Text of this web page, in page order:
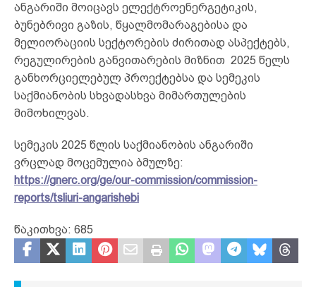
ანგარიში მოიცავს ელექტროენერგეტიკის,
ბუნებრივი გაზის, წყალმომარაგებისა და
მელიორაციის სექტორების ძირითად ასპექტებს,
რეგულირების განვითარების მიზნით 2025 წელს
განხორციელებულ პროექტებსა და სემეკის
საქმიანობის სხვადასხვა მიმართულების
მიმოხილვას.
სემეკის 2025 წლის საქმიანობის ანგარიში
ვრცლად მოცემულია ბმულზე:
https://gnerc.org/ge/our-commission/commission-
reports/tsliuri-angarishebi
წაკითხვა: 685